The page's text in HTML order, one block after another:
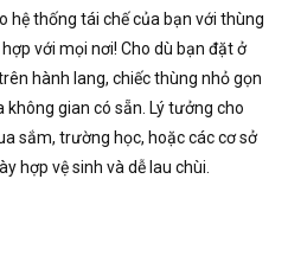
hệ thống tái chế của bạn với thùng
với mọi nơi! Cho dù bạn đặt ở
hành lang, chiếc thùng nhỏ gọn
không gian có sẵn. Lý tưởng cho
sắm, trường học, hoặc các cơ sở
hợp vệ sinh và dễ lau chùi.